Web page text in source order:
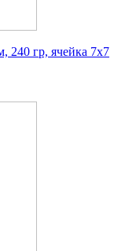
240 гр, ячейка 7х7